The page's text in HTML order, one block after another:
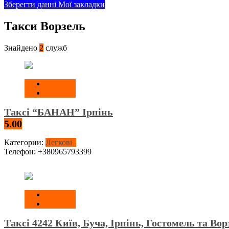
Зберегти данні Мої закладки
Такси Ворзель
Знайдено 2 служб
Таксі “БАНАН” Ірпінь
5.00
Категории: Легкові
Телефон: +380965793399
Таксі 4242 Київ, Буча, Ірпінь, Гостомель та